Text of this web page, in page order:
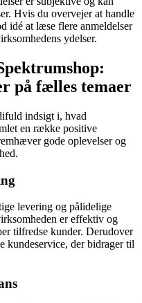
Hvis du overvejer at handle
idé at læse flere anmeldelser
ydelser.
på fælles temaer
indsigt i, hvad
en række positive
gode oplevelser og
levering og pålidelige
er effektiv og
tilfredse kunder. Derudover
kundeservice, der bidrager til